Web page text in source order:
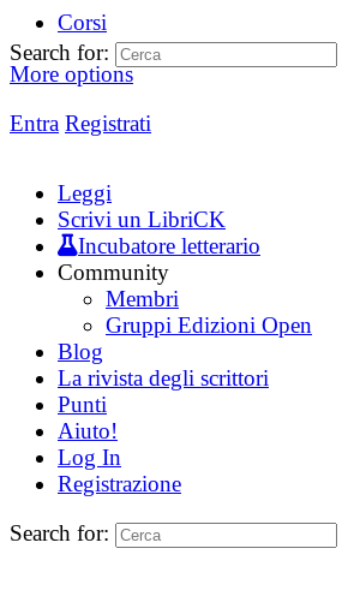
Corsi
More options
Entra Registrati
Search for:
Leggi
Scrivi un LibriCK
Incubatore letterario
Community
Membri
Gruppi Edizioni Open
Blog
La rivista degli scrittori
Punti
Aiuto!
Log In
Registrazione
Search for: